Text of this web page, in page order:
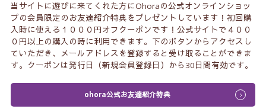
当サイトに遊びに来てくれた方にOhoraの公式オンラインショッ
プの会員限定のお友達紹介特典をプレゼントしています！初回購
入時に使える１０００円オフクーポンです！公式サイトで４００
０円以上の購入の時に利用できます。下のボタンからアクセスし
ていただき、メールアドレスを登録すると受け取ることができま
す。クーポンは発行日（新規会員登録日）から30日間有効です。
ohora公式お友達紹介特典